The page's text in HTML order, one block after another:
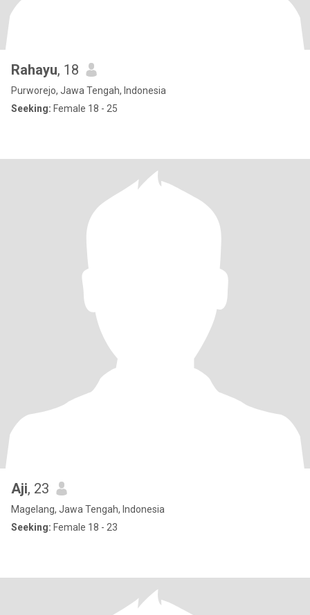
Rahayu, 18
Purworejo, Jawa Tengah, Indonesia
Seeking: Female 18 - 25
Aji, 23
Magelang, Jawa Tengah, Indonesia
Seeking: Female 18 - 23